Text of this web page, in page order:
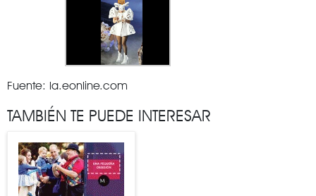
Fuente: la.eonline.com
TAMBIÉN TE PUEDE INTERESAR